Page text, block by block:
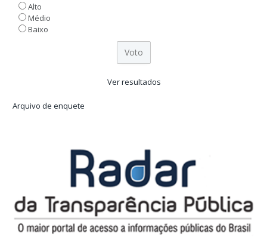
Alto
Médio
Baixo
Ver resultados
Arquivo de enquete